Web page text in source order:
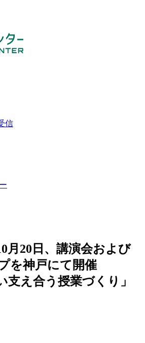
信
月20日、講演会および
を神戸にて開催
え合う授業づくり」